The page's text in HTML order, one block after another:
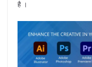
है ।